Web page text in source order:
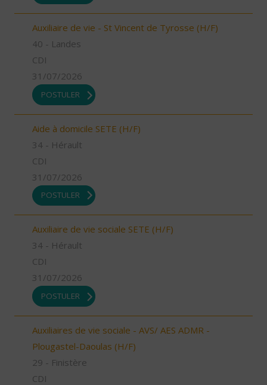
Auxiliaire de vie - St Vincent de Tyrosse (H/F)
40 - Landes
CDI
31/07/2026
POSTULER
Aide à domicile SETE (H/F)
34 - Hérault
CDI
31/07/2026
POSTULER
Auxiliaire de vie sociale SETE (H/F)
34 - Hérault
CDI
31/07/2026
POSTULER
Auxiliaires de vie sociale - AVS/ AES ADMR -
Plougastel-Daoulas (H/F)
29 - Finistère
CDI